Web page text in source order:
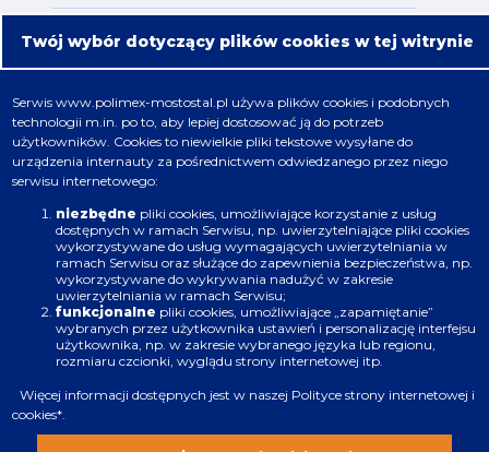
Mapa serwisu
Nafta, chemia, gaz
Energetyka
Budownictwo
Produkcja
Infrastruktura
Zastrzeżenia prawne
Twój wybór dotyczący plików cookies w tej witrynie
Serwiswww.polimex-mostostal.pl używa plików cookies i podobnych
technologii m.in. po to, aby lepiej dostosować ją do potrzeb
użytkowników. Cookies to niewielkie pliki tekstowe wysyłane do
urządzenia internauty za pośrednictwem odwiedzanego przez niego
serwisu internetowego:
niezbędne pliki cookies, umożliwiające korzystanie z usług
dostępnych w ramach Serwisu, np. uwierzytelniające pliki cookies
wykorzystywane do usług wymagających uwierzytelniania w
ramach Serwisu oraz służące do zapewnienia bezpieczeństwa, np.
wykorzystywane do wykrywania nadużyć w zakresie
uwierzytelniania w ramach Serwisu;
funkcjonalne pliki cookies, umożliwiające „zapamiętanie”
wybranych przez użytkownika ustawień i personalizację interfejsu
użytkownika, np. w zakresie wybranego języka lub regionu,
rozmiaru czcionki, wyglądu strony internetowej itp.
Więcej informacji dostępnych jest w naszej Polityce strony internetowej i
cookies*.